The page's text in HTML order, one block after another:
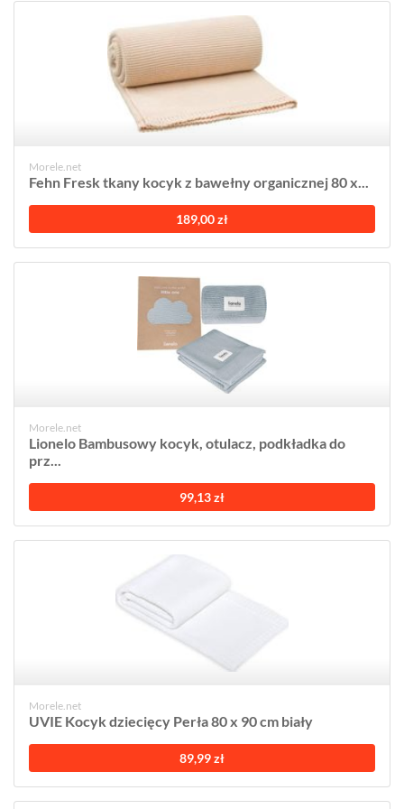
Morele.net
Fehn Fresk tkany kocyk z bawełny organicznej 80 x...
189,00 zł
Morele.net
Lionelo Bambusowy kocyk, otulacz, podkładka do
prz...
99,13 zł
Morele.net
UVIE Kocyk dziecięcy Perła 80 x 90 cm biały
89,99 zł